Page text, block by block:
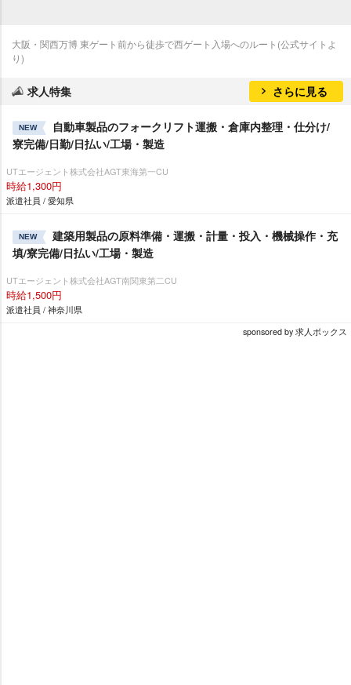
大阪・関西万博 東ゲート前から徒歩で西ゲート入場へのルート(公式サイトよ
り)
求人特集 さらに見る
NEW
自動車製品のフォークリフト運搬・倉庫内整理・仕分け/
寮完備/日勤/日払い/工場・製造
UTエージェント株式会社AGT東海第一CU
時給1,300円
派遣社員 / 愛知県
NEW
建築用製品の原料準備・運搬・計量・投入・機械操作・充
填/寮完備/日払い/工場・製造
UTエージェント株式会社AGT南関東第二CU
時給1,500円
派遣社員 / 神奈川県
sponsored by 求人ボックス